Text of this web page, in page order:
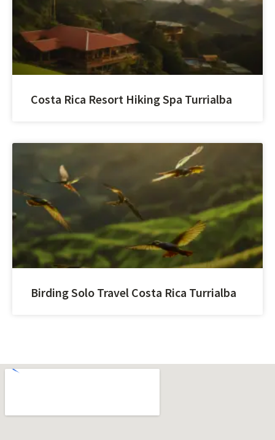
Costa Rica Resort Hiking Spa Turrialba
Birding Solo Travel Costa Rica Turrialba